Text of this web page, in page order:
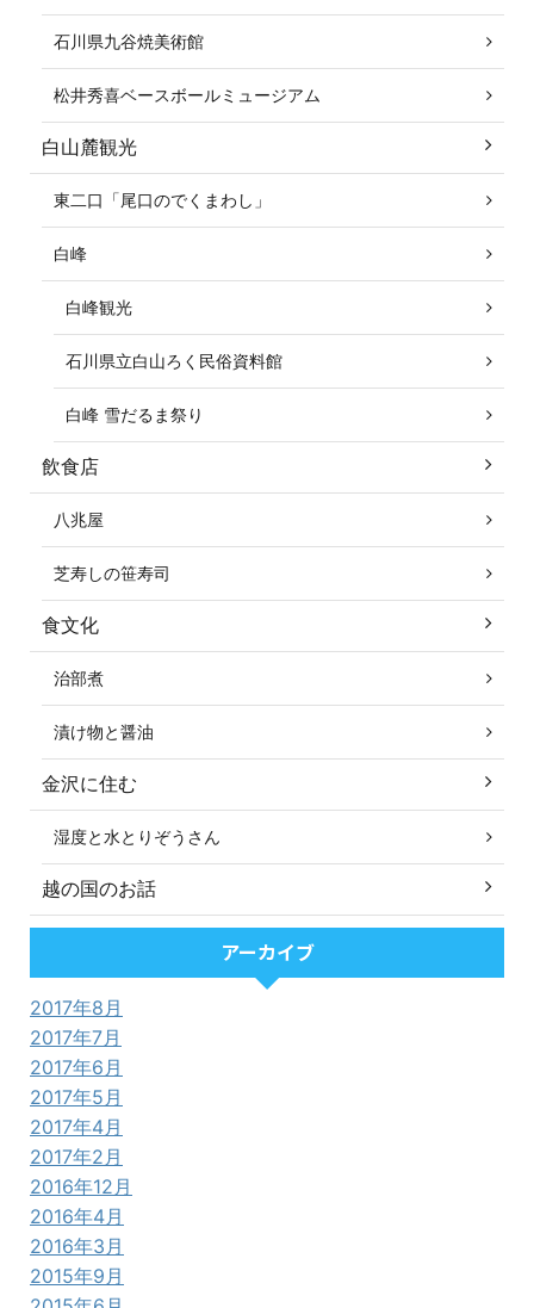
石川県九谷焼美術館
松井秀喜ベースボールミュージアム
白山麓観光
東二口「尾口のでくまわし」
白峰
白峰観光
石川県立白山ろく民俗資料館
白峰 雪だるま祭り
飲食店
八兆屋
芝寿しの笹寿司
食文化
治部煮
漬け物と醤油
金沢に住む
湿度と水とりぞうさん
越の国のお話
アーカイブ
2017年8月
2017年7月
2017年6月
2017年5月
2017年4月
2017年2月
2016年12月
2016年4月
2016年3月
2015年9月